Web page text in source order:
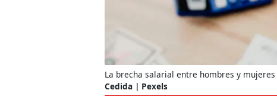
La brecha salarial entre hombres y
Cedida | Pexels